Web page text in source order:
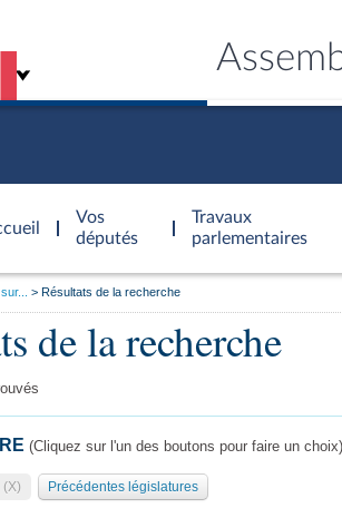
Vos
députés
Travaux
parlementaires
Résultats de la recherche
de la recherche
(Cliquez sur l'un des boutons pour faire un choix)
Précédentes législatures